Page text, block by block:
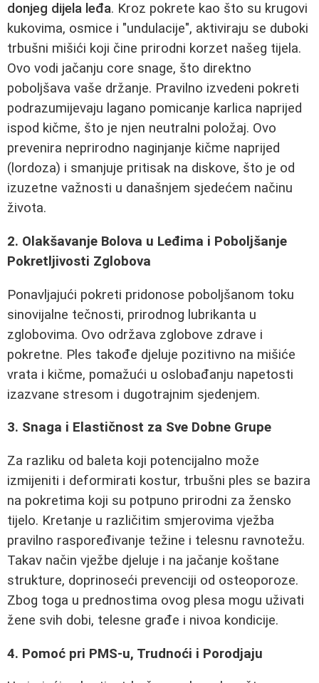
donjeg dijela leđa. Kroz pokrete kao što su krugovi
kukovima, osmice i "undulacije", aktiviraju se duboki
trbušni mišići koji čine prirodni korzet našeg tijela.
Ovo vodi jačanju core snage, što direktno
poboljšava vaše držanje. Pravilno izvedeni pokreti
podrazumijevaju lagano pomicanje karlica naprijed
ispod kičme, što je njen neutralni položaj. Ovo
prevenira neprirodno naginjanje kičme naprijed
(lordoza) i smanjuje pritisak na diskove, što je od
izuzetne važnosti u današnjem sjedećem načinu
života.
2. Olakšavanje Bolova u Leđima i Poboljšanje
Pokretljivosti Zglobova
Ponavljajući pokreti pridonose poboljšanom toku
sinovijalne tečnosti, prirodnog lubrikanta u
zglobovima. Ovo održava zglobove zdrave i
pokretne. Ples takođe djeluje pozitivno na mišiće
vrata i kičme, pomažući u oslobađanju napetosti
izazvane stresom i dugotrajnim sjedenjem.
3. Snaga i Elastičnost za Sve Dobne Grupe
Za razliku od baleta koji potencijalno može
izmijeniti i deformirati kostur, trbušni ples se bazira
na pokretima koji su potpuno prirodni za žensko
tijelo. Kretanje u različitim smjerovima vježba
pravilno raspoređivanje težine i telesnu ravnotežu.
Takav način vježbe djeluje i na jačanje koštane
strukture, doprinoseći prevenciji od osteoporoze.
Zbog toga u prednostima ovog plesa mogu uživati
žene svih dobi, telesne građe i nivoa kondicije.
4. Pomoć pri PMS-u, Trudnoći i Porodjaju